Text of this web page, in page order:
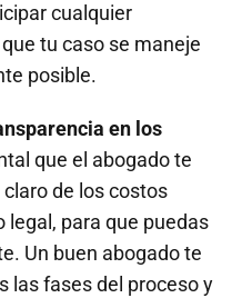
cualquier
tu caso se maneje
posible.
en los
que el abogado te
de los costos
legal, para que puedas
Un buen abogado te
las fases del proceso y